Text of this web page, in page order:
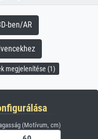
ben/AR
megjelenítése (1)
(Motívum, cm)